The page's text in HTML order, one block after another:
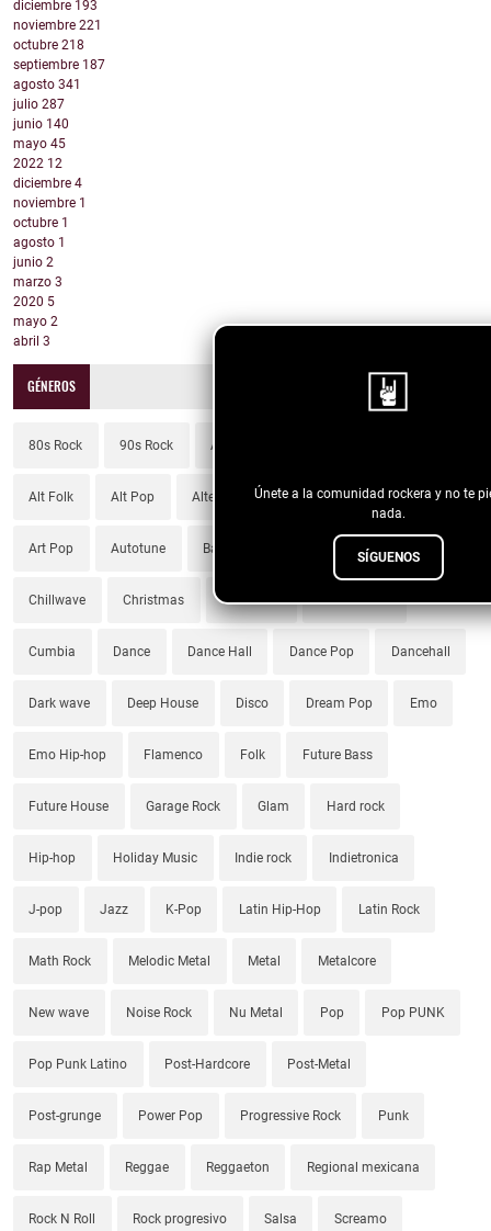
Únete a la comunidad rockera y no te
nada.
SÍGUENOS
diciembre 193
noviembre 221
octubre 218
septiembre 187
agosto 341
julio 287
junio 140
mayo 45
2022 12
diciembre 4
noviembre 1
octubre 1
agosto 1
junio 2
marzo 3
2020 5
mayo 2
abril 3
GÉNEROS
80s Rock 90s Rock Adult Contemporary
Alt Folk Alt Pop Alternative Rock Americana
Art Pop Autotune Bachata Bedroom
Chillwave Christmas Cinematic Commercial
Cumbia Dance Dance Hall Dance Pop Dancehall
Dark wave Deep House Disco Dream Pop Emo
Emo Hip-hop Flamenco Folk Future Bass
Future House Garage Rock Glam Hard rock
Hip-hop Holiday Music Indie rock Indietronica
J-pop Jazz K-Pop Latin Hip-Hop Latin Rock
Math Rock Melodic Metal Metal Metalcore
New wave Noise Rock Nu Metal Pop Pop PUNK
Pop Punk Latino Post-Hardcore Post-Metal
Post-grunge Power Pop Progressive Rock Punk
Rap Metal Reggae Reggaeton Regional mexicana
Rock N Roll Rock progresivo Salsa Screamo